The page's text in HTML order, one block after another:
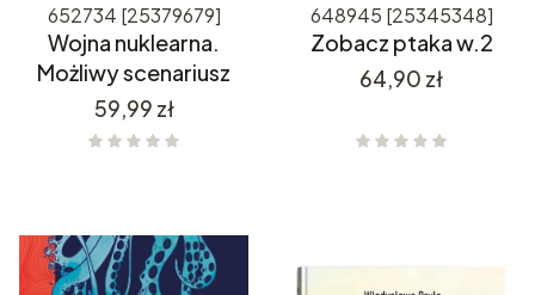
652734 [25379679]
Wojna nuklearna.
Możliwy scenariusz
Cena
59,99 zł
648945 [25345348]
Zobacz ptaka w.2
Cena
64,90 zł